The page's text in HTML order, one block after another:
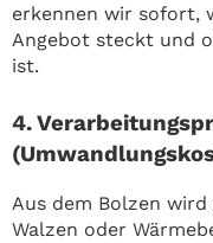
erkennen wir sofort,
Angebot steckt und
ist.
4.
Aus dem Bolzen
Walzen oder